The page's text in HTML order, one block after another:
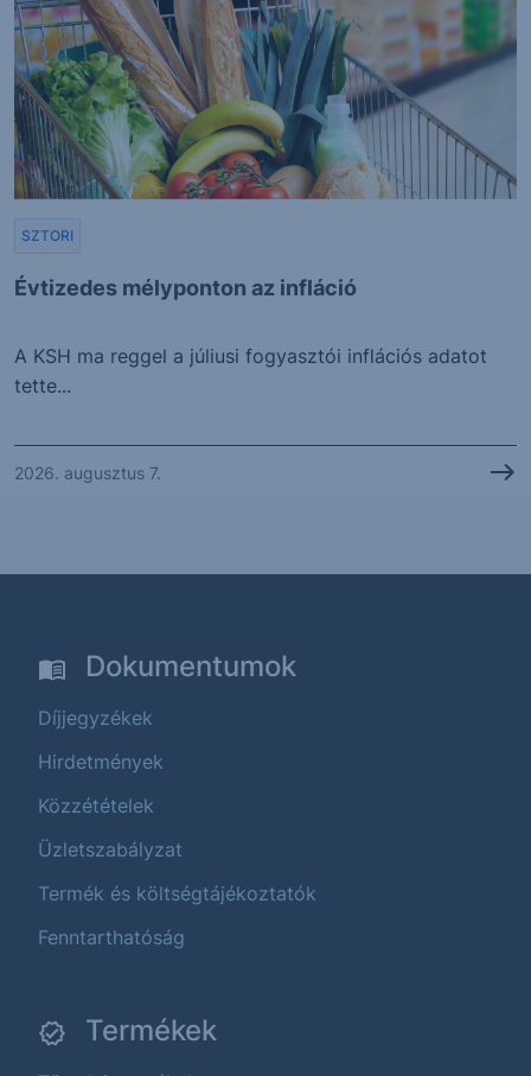
Évtizedes mélyponton az infláció
SZTORI
A KSH ma reggel a júliusi fogyasztói inflációs adatot
tette...
2026. augusztus 7.
Dokumentumok
Díjjegyzékek
Hirdetmények
Közzétételek
Üzletszabályzat
Termék és költségtájékoztatók
Fenntarthatóság
Termékek